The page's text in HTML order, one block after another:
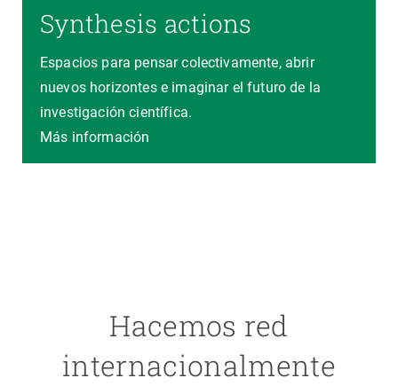
Synthesis actions
Espacios para pensar colectivamente, abrir
nuevos horizontes e imaginar el futuro de la
investigación científica.
Más información
Hacemos red
internacionalmente